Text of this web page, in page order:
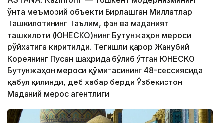
ўнта меъморий объекти Бирлашган Миллатлар
Ташкилотининг Таълим, фан ва маданият
ташкилоти (ЮНEСКО)нинг Бутунжаҳон мероси
рўйхатига киритилди. Тегишли қарор Жанубий
Кореянинг Пусан ​​шаҳрида бўлиб ўтган ЮНEСКО
Бутунжаҳон мероси қўмитасининг 48-сессиясида
қабул қилинди, деб хабар берди Ўзбекистон
Маданий мерос агентлиги.